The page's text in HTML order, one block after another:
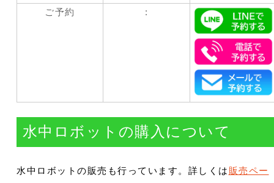
ご予約
:
水中ロボットの購入について
水中ロボットの販売も行っています。詳しくは 販売ペー